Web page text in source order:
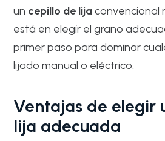
un cepillo de lijaconvencional
está en elegir el grano
primer paso para dominar
lijado manual o eléctrico.
Ventajas de elegir
lija adecuada